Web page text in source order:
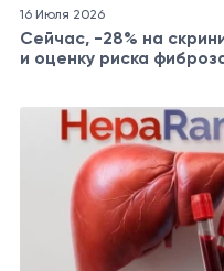
16 Июля 2026
Сейчас, -28% на
и оценку риска